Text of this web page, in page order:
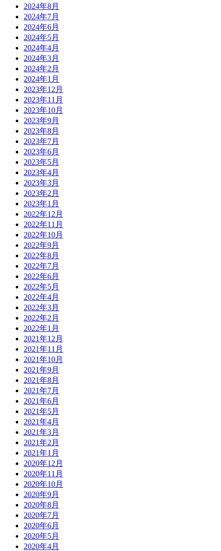
2024年8月
2024年7月
2024年6月
2024年5月
2024年4月
2024年3月
2024年2月
2024年1月
2023年12月
2023年11月
2023年10月
2023年9月
2023年8月
2023年7月
2023年6月
2023年5月
2023年4月
2023年3月
2023年2月
2023年1月
2022年12月
2022年11月
2022年10月
2022年9月
2022年8月
2022年7月
2022年6月
2022年5月
2022年4月
2022年3月
2022年2月
2022年1月
2021年12月
2021年11月
2021年10月
2021年9月
2021年8月
2021年7月
2021年6月
2021年5月
2021年4月
2021年3月
2021年2月
2021年1月
2020年12月
2020年11月
2020年10月
2020年9月
2020年8月
2020年7月
2020年6月
2020年5月
2020年4月